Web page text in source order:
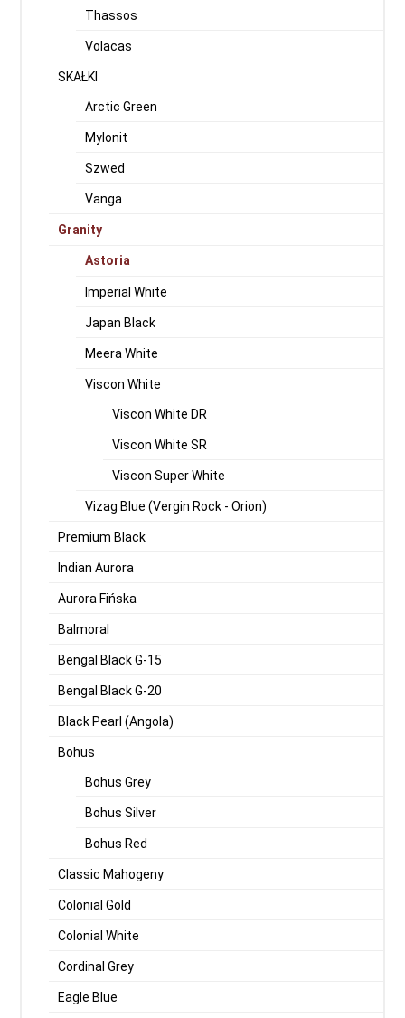
Thassos
Volacas
SKAŁKI
Arctic Green
Mylonit
Szwed
Vanga
Granity
Astoria
Imperial White
Japan Black
Meera White
Viscon White
Viscon White DR
Viscon White SR
Viscon Super White
Vizag Blue (Vergin Rock - Orion)
Premium Black
Indian Aurora
Aurora Fińska
Balmoral
Bengal Black G-15
Bengal Black G-20
Black Pearl (Angola)
Bohus
Bohus Grey
Bohus Silver
Bohus Red
Classic Mahogeny
Colonial Gold
Colonial White
Cordinal Grey
Eagle Blue